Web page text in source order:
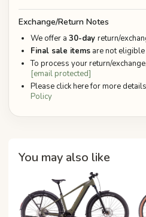
Exchange/Return Notes
We offer a 30-day return/
Final sale items are not
To process your return/exchange,
[email protected]
Please click here for more
Policy
You may also like